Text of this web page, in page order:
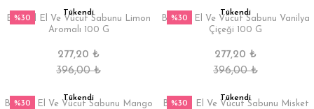
%30
Tükendi
Bitkisel El Ve Vücut Sabunu Limon
Aromalı 100 G
277,20 ₺
396,00 ₺
%30
Tükendi
Bitkisel El Ve Vücut Sabunu Vanilya
Çiçeği 100 G
277,20 ₺
396,00 ₺
%30
Tükendi
Bitkisel El Ve Vücut Sabunu Mango
%30
Tükendi
Bitkisel El Ve Vücut Sabunu Misket